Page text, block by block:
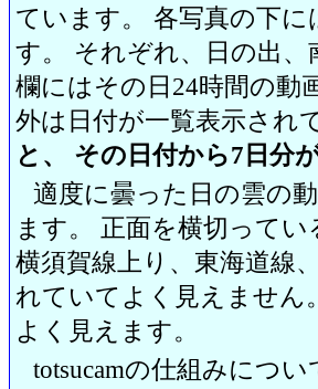
ています。 各写真の下
す。 それぞれ、日の出、
欄にはその日24時間の
外は日付が一覧表示され
と、 その日付から7日分
適度に曇った日の雲の
ます。 正面を横切って
横須賀線上り、東海道線
れていてよく見えません
よく見えます。
totsucamの仕組みについ